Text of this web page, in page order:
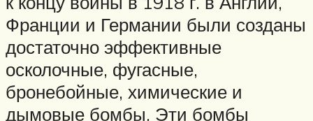
Франции и Германии были созданы
достаточно эффективные
осколочные, фугасные,
бронебойные, химические и
дымовые бомбы. Эти бомбы